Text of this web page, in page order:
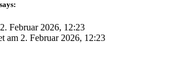
says:
2. Februar 2026, 12:23
am 2. Februar 2026, 12:23